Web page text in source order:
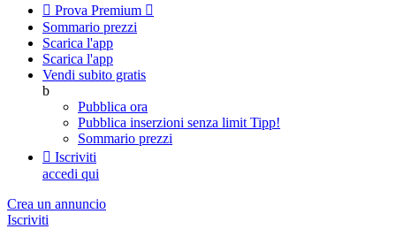
 Prova Premium 
Sommario prezzi
Scarica l'app
Scarica l'app
Vendi subito gratis
b
Pubblica ora
Pubblica inserzioni senza limit Tipp!
Sommario prezzi
 Iscriviti
accedi qui
Crea un annuncio
Iscriviti